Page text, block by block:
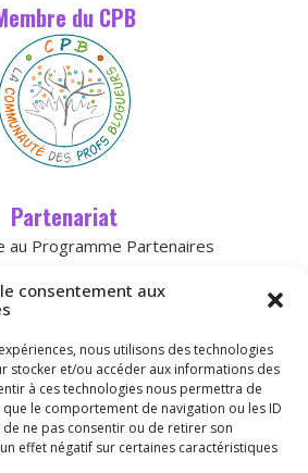
consentement aux
nous utilisons des technologies
stocker et/ou accéder aux informations des
à ces technologies nous permettra de
le comportement de navigation ou les ID
de ne pas consentir ou de retirer son
effet négatif sur certaines caractéristiques
du CPB
Partenariat
au Programme Partenaires
de percevoir une
Licence